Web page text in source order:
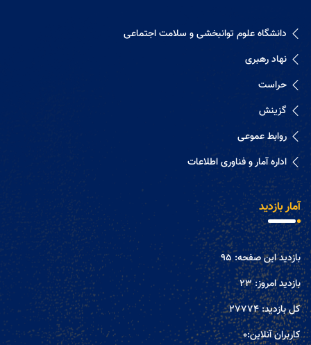
دانشگاه علوم توانبخشی و سلامت اجتماعی
نهاد رهبری
حراست
گزینش
روابط عموعی
اداره آمار و فناوری اطلاعات
آمار بازدید
بازدید این صفحه:95
بازدید امروز:23
کل بازدید:27774
کاربران آنلاین:0